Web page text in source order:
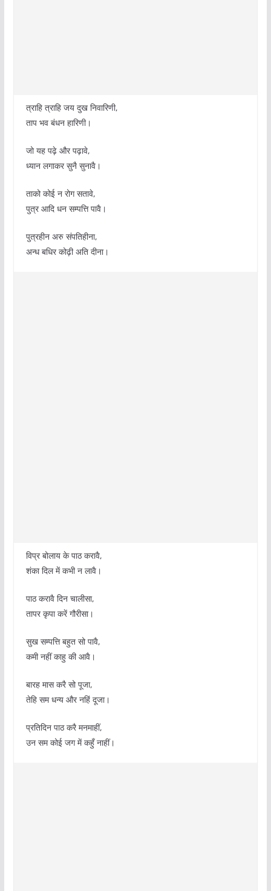
त्राहि त्राहि जय दुख निवारिणी,
ताप भव बंधन हारिणी।
जो यह पढ़े और पढ़ावे,
ध्यान लगाकर सुनै सुनावै।
ताको कोई न रोग सतावे,
पुत्र आदि धन सम्पत्ति पावै।
पुत्रहीन अरु संपतिहीना,
अन्ध बधिर कोढ़ी अति दीना।
विप्र बोलाय के पाठ करावै,
शंका दिल में कभी न लावै।
पाठ करावै दिन चालीसा,
तापर कृपा करें गौरीसा।
सुख सम्पत्ति बहुत सो पावै,
कमी नहीं काहु की आवै।
बारह मास करै सो पूजा,
तेहि सम धन्य और नहिं दूजा।
प्रतिदिन पाठ करै मनमाहीं,
उन सम कोई जग में कहुँ नाहीं।